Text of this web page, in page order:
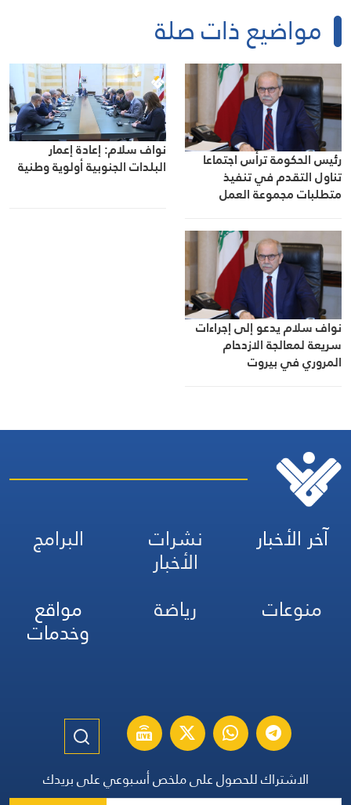
مواضيع ذات صلة
رئيس الحكومة ترأس اجتماعا
تناول التقدم في تنفيذ
متطلبات مجموعة العمل
القائمة الرمادية
نواف سلام: إعادة إعمار
البلدات الجنوبية أولوية وطنية
نواف سلام يدعو إلى إجراءات
سريعة لمعالجة الازدحام
المروري في بيروت
آخر الأخبار نشرات
الأخبار
البرامج
منوعات
رياضة مواقع
وخدمات
الاشتراك للحصول على ملخص أسبوعي على بريدك